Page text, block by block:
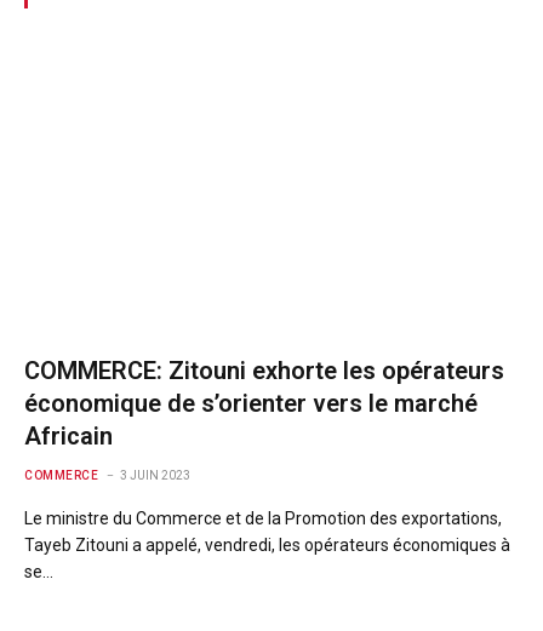
COMMERCE: Zitouni exhorte les opérateurs
économique de s’orienter vers le marché
Africain
COMMERCE 3 JUIN 2023
Le ministre du Commerce et de la Promotion des exportations,
Tayeb Zitouni a appelé, vendredi, les opérateurs économiques à
se…